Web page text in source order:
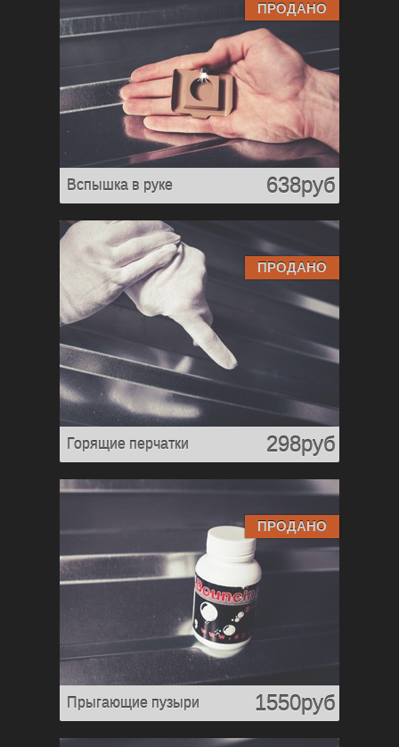
ПРОДАНО
Вспышка в руке 638руб
ПРОДАНО
Горящие перчатки 298руб
ПРОДАНО
Прыгающие пузыри 1550руб